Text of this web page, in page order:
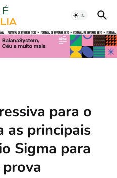
para o
as principais
Sigma para